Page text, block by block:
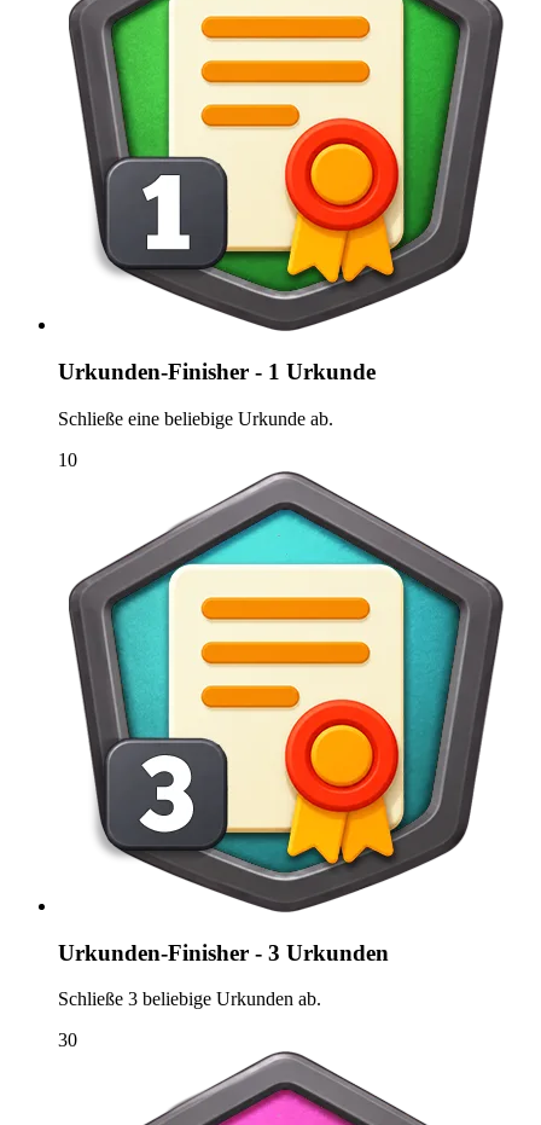
Urkunden-Finisher - 1 Urkunde
Schließe eine beliebige Urkunde ab.
10
Urkunden-Finisher - 3 Urkunden
Schließe 3 beliebige Urkunden ab.
30